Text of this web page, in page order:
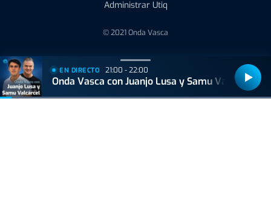
Administrar Utiq
© 2021 Onda Vasca
EN DIRECTO 21:00 - 22:00
Onda Vasca con Juanjo Lusa y Samu Valcárcel